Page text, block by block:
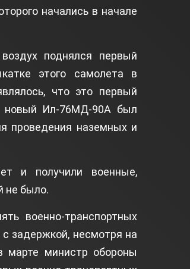
начались в начале
поднялся первый
этого самолета в
что это первый
новый Ил-76МД-90А был
проведения наземных и
и получили военные,
не было.
военно-транспортных
задержкой, несмотря на
марте министр обороны